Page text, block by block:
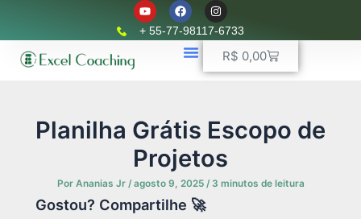
conteúdo
Y
o
u
t
F
a
c
e
b
o
I
n
s
t
r
+ 55-77-98117-6733
R$ 0,00Carrinho
Planilha Grátis Escopo de
Projetos
Por Ananias Jr /agosto 9, 2025 / 3 minutos de leitura
Gostou? Compartilhe 🚀